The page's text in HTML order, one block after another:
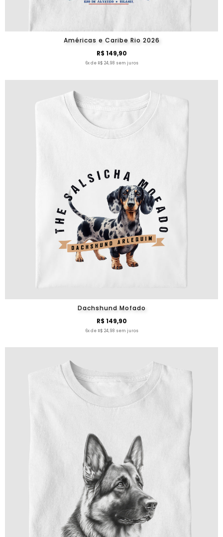
Américas e Caribe Rio 2026
R$ 149,90
6x de R$ 24,98 sem juros
Dachshund Mofado
R$ 149,90
6x de R$ 24,98 sem juros